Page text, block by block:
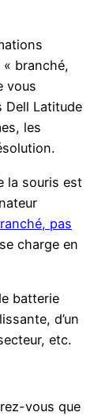
branché,
vous
Dell Latitude
les
la souris est
pas
charge en
batterie
d’un
etc.
vous que